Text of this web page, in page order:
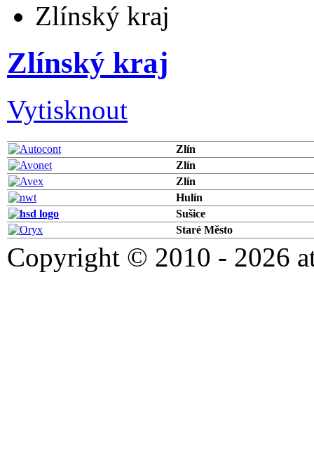
Zlínský kraj
Zlínský kraj
Vytisknout
Zlín
Zlín
Zlín
Hulín
Sušice
Staré Město
Copyright © 2010 - 2026